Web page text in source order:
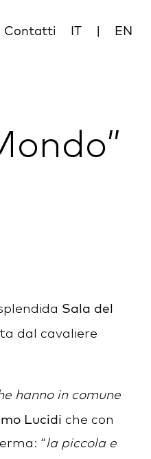
Contatti IT | EN
Sala del
dal cavaliere
hanno in comune
Lucidi che con
“la piccola e